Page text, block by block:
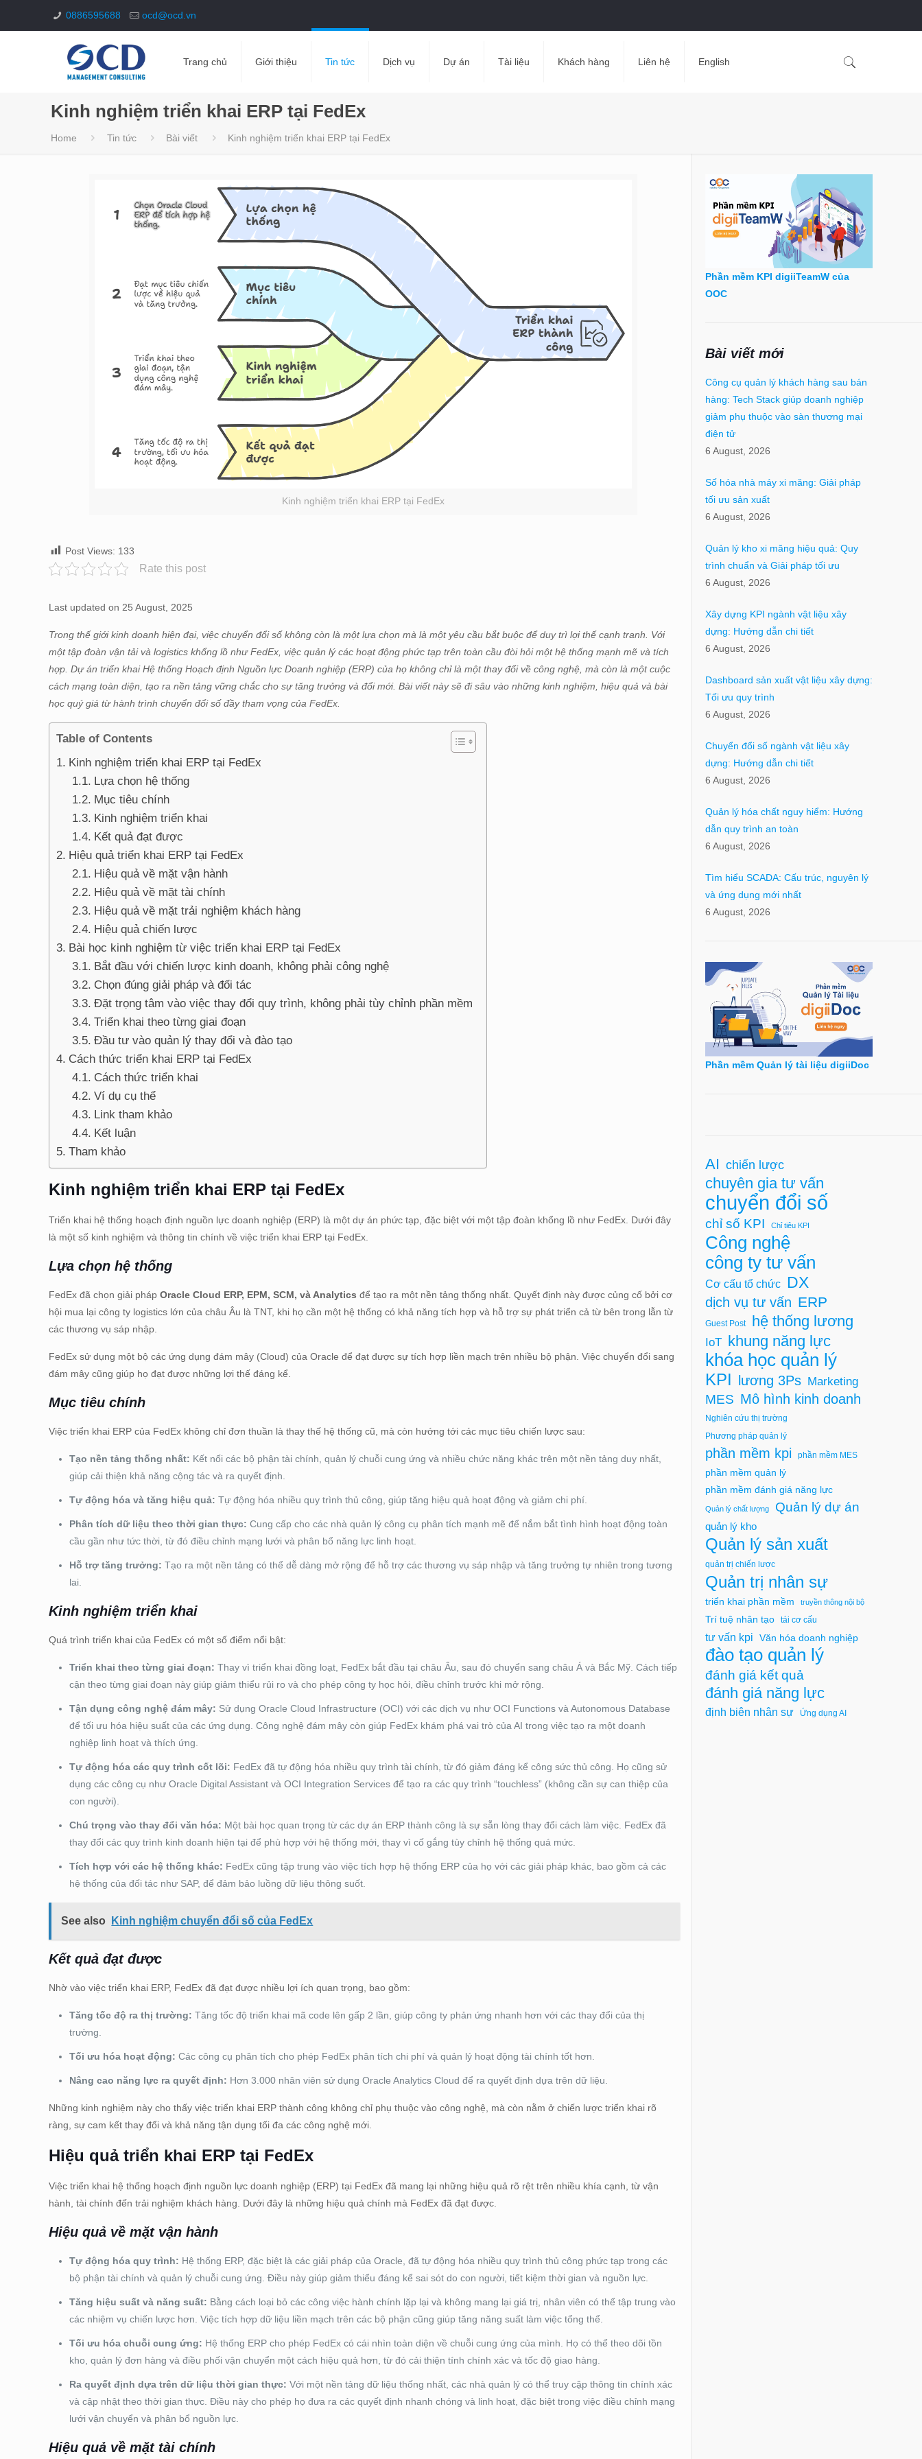
0886595688 ocd@ocd.vn
Trang chủ Giới thiệu Tin tức Dịch vụ Dự án Tài liệu Khách hàng Liên hệ English
Kinh nghiệm triển khai ERP tại FedEx
Home Tin tức Bài viết Kinh nghiệm triển khai ERP tại FedEx
Kinh nghiệm triển khai ERP tại FedEx
Post Views: 133
Rate this post
Last updated on 25 August, 2025
Trong thế giới kinh doanh hiện đại, việc chuyển đổi số không còn là một lựa chọn mà là một yêu cầu bắt buộc để duy trì lợi thế cạnh tranh. Với
một tập đoàn vận tải và logistics khổng lồ như FedEx, việc quản lý các hoạt động phức tạp trên toàn cầu đòi hỏi một hệ thống mạnh mẽ và tích
hợp. Dự án triển khai Hệ thống Hoạch định Nguồn lực Doanh nghiệp (ERP) của họ không chỉ là một thay đổi về công nghệ, mà còn là một cuộc
cách mạng toàn diện, tạo ra nền tảng vững chắc cho sự tăng trưởng và đổi mới. Bài viết này sẽ đi sâu vào những kinh nghiệm, hiệu quả và bài
học quý giá từ hành trình chuyển đổi số đầy tham vọng của FedEx.
Table of Contents
Kinh nghiệm triển khai ERP tại FedEx
Lựa chọn hệ thống
Mục tiêu chính
Kinh nghiệm triển khai
Kết quả đạt được
Hiệu quả triển khai ERP tại FedEx
Hiệu quả về mặt vận hành
Hiệu quả về mặt tài chính
Hiệu quả về mặt trải nghiệm khách hàng
Hiệu quả chiến lược
Bài học kinh nghiệm từ việc triển khai ERP tại FedEx
Bắt đầu với chiến lược kinh doanh, không phải công nghệ
Chọn đúng giải pháp và đối tác
Đặt trọng tâm vào việc thay đổi quy trình, không phải tùy chỉnh phần mềm
Triển khai theo từng giai đoạn
Đầu tư vào quản lý thay đổi và đào tạo
Cách thức triển khai ERP tại FedEx
Cách thức triển khai
Ví dụ cụ thể
Link tham khảo
Kết luận
Tham khảo
Kinh nghiệm triển khai ERP tại FedEx
Triển khai hệ thống hoạch định nguồn lực doanh nghiệp (ERP) là một dự án phức tạp, đặc biệt với một tập đoàn khổng lồ như FedEx. Dưới đây
là một số kinh nghiệm và thông tin chính về việc triển khai ERP tại FedEx.
Lựa chọn hệ thống
FedEx đã chọn giải phápOracle Cloud ERP, EPM, SCM, và Analytics để tạo ra một nền tảng thống nhất. Quyết định này được củng cố bởi cơ
hội mua lại công ty logistics lớn của châu Âu là TNT, khi họ cần một hệ thống có khả năng tích hợp và hỗ trợ sự phát triển cả từ bên trong lẫn từ
các thương vụ sáp nhập.
FedEx sử dụng một bộ các ứng dụng đám mây (Cloud) của Oracle để đạt được sự tích hợp liền mạch trên nhiều bộ phận. Việc chuyển đổi sang
đám mây cũng giúp họ đạt được những lợi thế đáng kể.
Mục tiêu chính
Việc triển khai ERP của FedEx không chỉ đơn thuần là thay thế hệ thống cũ, mà còn hướng tới các mục tiêu chiến lược sau:
Tạo nền tảng thống nhất: Kết nối các bộ phận tài chính, quản lý chuỗi cung ứng và nhiều chức năng khác trên một nền tảng duy nhất,
giúp cải thiện khả năng cộng tác và ra quyết định.
Tự động hóa và tăng hiệu quả: Tự động hóa nhiều quy trình thủ công, giúp tăng hiệu quả hoạt động và giảm chi phí.
Phân tích dữ liệu theo thời gian thực: Cung cấp cho các nhà quản lý công cụ phân tích mạnh mẽ để nắm bắt tình hình hoạt động toàn
cầu gần như tức thời, từ đó điều chỉnh mạng lưới và phân bổ năng lực linh hoạt.
Hỗ trợ tăng trưởng: Tạo ra một nền tảng có thể dễ dàng mở rộng để hỗ trợ các thương vụ sáp nhập và tăng trưởng tự nhiên trong tương
lai.
Kinh nghiệm triển khai
Quá trình triển khai của FedEx có một số điểm nổi bật:
Triển khai theo từng giai đoạn: Thay vì triển khai đồng loạt, FedEx bắt đầu tại châu Âu, sau đó chuyển sang châu Á và Bắc Mỹ. Cách tiếp
cận theo từng giai đoạn này giúp giảm thiểu rủi ro và cho phép công ty học hỏi, điều chỉnh trước khi mở rộng.
Tận dụng công nghệ đám mây: Sử dụng Oracle Cloud Infrastructure (OCI) với các dịch vụ như OCI Functions và Autonomous Database
để tối ưu hóa hiệu suất của các ứng dụng. Công nghệ đám mây còn giúp FedEx khám phá vai trò của AI trong việc tạo ra một doanh
nghiệp linh hoạt và thích ứng.
Tự động hóa các quy trình cốt lõi: FedEx đã tự động hóa nhiều quy trình tài chính, từ đó giảm đáng kể công sức thủ công. Họ cũng sử
dụng các công cụ như Oracle Digital Assistant và OCI Integration Services để tạo ra các quy trình “touchless” (không cần sự can thiệp của
con người).
Chú trọng vào thay đổi văn hóa: Một bài học quan trọng từ các dự án ERP thành công là sự sẵn lòng thay đổi cách làm việc. FedEx đã
thay đổi các quy trình kinh doanh hiện tại để phù hợp với hệ thống mới, thay vì cố gắng tùy chỉnh hệ thống quá mức.
Tích hợp với các hệ thống khác: FedEx cũng tập trung vào việc tích hợp hệ thống ERP của họ với các giải pháp khác, bao gồm cả các
hệ thống của đối tác như SAP, để đảm bảo luồng dữ liệu thông suốt.
See also Kinh nghiệm chuyển đổi số của FedEx
Kết quả đạt được
Nhờ vào việc triển khai ERP, FedEx đã đạt được nhiều lợi ích quan trọng, bao gồm:
Tăng tốc độ ra thị trường: Tăng tốc độ triển khai mã code lên gấp 2 lần, giúp công ty phản ứng nhanh hơn với các thay đổi của thị
trường.
Tối ưu hóa hoạt động: Các công cụ phân tích cho phép FedEx phân tích chi phí và quản lý hoạt động tài chính tốt hơn.
Nâng cao năng lực ra quyết định: Hơn 3.000 nhân viên sử dụng Oracle Analytics Cloud để ra quyết định dựa trên dữ liệu.
Những kinh nghiệm này cho thấy việc triển khai ERP thành công không chỉ phụ thuộc vào công nghệ, mà còn nằm ở chiến lược triển khai rõ
ràng, sự cam kết thay đổi và khả năng tận dụng tối đa các công nghệ mới.
Hiệu quả triển khai ERP tại FedEx
Việc triển khai hệ thống hoạch định nguồn lực doanh nghiệp (ERP) tại FedEx đã mang lại những hiệu quả rõ rệt trên nhiều khía cạnh, từ vận
hành, tài chính đến trải nghiệm khách hàng. Dưới đây là những hiệu quả chính mà FedEx đã đạt được.
Hiệu quả về mặt vận hành
Tự động hóa quy trình: Hệ thống ERP, đặc biệt là các giải pháp của Oracle, đã tự động hóa nhiều quy trình thủ công phức tạp trong các
bộ phận tài chính và quản lý chuỗi cung ứng. Điều này giúp giảm thiểu đáng kể sai sót do con người, tiết kiệm thời gian và nguồn lực.
Tăng hiệu suất và năng suất: Bằng cách loại bỏ các công việc hành chính lặp lại và không mang lại giá trị, nhân viên có thể tập trung vào
các nhiệm vụ chiến lược hơn. Việc tích hợp dữ liệu liền mạch trên các bộ phận cũng giúp tăng năng suất làm việc tổng thể.
Tối ưu hóa chuỗi cung ứng: Hệ thống ERP cho phép FedEx có cái nhìn toàn diện về chuỗi cung ứng của mình. Họ có thể theo dõi tồn
kho, quản lý đơn hàng và điều phối vận chuyển một cách hiệu quả hơn, từ đó cải thiện tính chính xác và tốc độ giao hàng.
Ra quyết định dựa trên dữ liệu thời gian thực: Với một nền tảng dữ liệu thống nhất, các nhà quản lý có thể truy cập thông tin chính xác
và cập nhật theo thời gian thực. Điều này cho phép họ đưa ra các quyết định nhanh chóng và linh hoạt, đặc biệt trong việc điều chỉnh mạng
lưới vận chuyển và phân bổ nguồn lực.
Hiệu quả về mặt tài chính
Phần mềm KPI digiiTeamW của
OOC
Bài viết mới
Công cụ quản lý khách hàng sau bán
hàng: Tech Stack giúp doanh nghiệp
giảm phụ thuộc vào sàn thương mại
điện tử
6 August, 2026
Số hóa nhà máy xi măng: Giải pháp
tối ưu sản xuất
6 August, 2026
Quản lý kho xi măng hiệu quả: Quy
trình chuẩn và Giải pháp tối ưu
6 August, 2026
Xây dựng KPI ngành vật liệu xây
dựng: Hướng dẫn chi tiết
6 August, 2026
Dashboard sản xuất vật liệu xây dựng:
Tối ưu quy trình
6 August, 2026
Chuyển đổi số ngành vật liệu xây
dựng: Hướng dẫn chi tiết
6 August, 2026
Quản lý hóa chất nguy hiểm: Hướng
dẫn quy trình an toàn
6 August, 2026
Tìm hiểu SCADA: Cấu trúc, nguyên lý
và ứng dụng mới nhất
6 August, 2026
Phần mềm Quản lý tài liệu digiiDoc
AI chiến lược
chuyên gia tư vấn
chuyển đổi số
chỉ số KPI Chỉ tiêu KPI
Công nghệ
công ty tư vấn
Cơ cấu tổ chức DX
dịch vụ tư vấn ERP
Guest Post hệ thống lương
IoT khung năng lực
khóa học quản lý
KPI lương 3Ps Marketing
MES Mô hình kinh doanh
Nghiên cứu thị trường
Phương pháp quản lý
phần mềm kpi phần mềm MES
phần mềm quản lý
phần mềm đánh giá năng lực
Quản lý chất lượng Quản lý dự án
quản lý kho
Quản lý sản xuất
quản trị chiến lược
Quản trị nhân sự
triển khai phần mềm truyền thông nội bộ
Trí tuệ nhân tạo tái cơ cấu
tư vấn kpi Văn hóa doanh nghiệp
đào tạo quản lý
đánh giá kết quả
đánh giá năng lực
định biên nhân sự Ứng dụng AI